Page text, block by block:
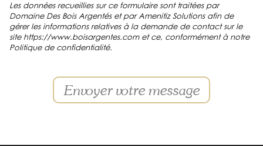
Les données recueillies sur ce formulaire sont traitées par
Domaine Des Bois Argentés et par Amenitiz Solutions afin de
gérer les informations relatives à la demande de contact sur le
site https://www.boisargentes.com et ce, conformément à notre
Politique de confidentialité.